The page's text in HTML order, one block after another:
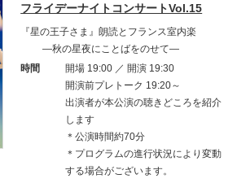
フライデーナイトコンサートVol.15
『星の王子さま』朗読とフランス室内楽
―秋の星夜にことばをのせて―
時間
開場 19:00 ／ 開演 19:30
開演前プレトーク 19:20～
出演者が本公演の聴きどころを紹介
します
＊公演時間約70分
＊プログラムの進行状況により変動
する場合がございます。